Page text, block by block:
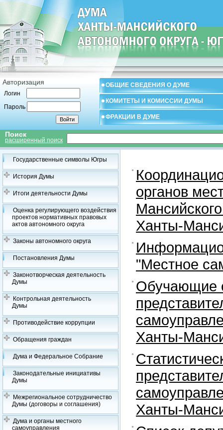
Авторизация
Логин
Пароль
ОБЩИЕ СВЕДЕНИЯ О ДУМЕ
КОМИТЕТЫ И КОМИССИИ ДУМЫ
ФРАКЦИИ В ДУМЕ
Поиск
расширенный поиск
Государственные символы Югры
История Думы
Итоги деятельности Думы
Оценка регулирующего воздействия
проектов нормативных правовых
актов автономного округа
Законы автономного округа
Постановления Думы
Законотворческая деятельность
Думы
Контрольная деятельность
Думы
Противодействие коррупции
Обращения граждан
Дума и Федеральное Собрание
Законодательные инициативы
Думы
Межрегиональное сотрудничество
Думы (договоры и соглашения)
Дума и органы местного
самоуправления
органов
Ханты-
"Местное
Обучающие
Ханты-
Ханты-